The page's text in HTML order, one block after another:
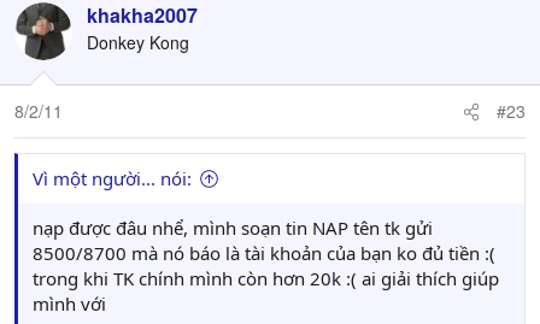
khakha2007
Donkey Kong
8/2/11 #23
Vì một người... nói:
nạp được đâu nhể, mình soạn tin NAP tên tk gửi
8500/8700 mà nó báo là tài khoản của bạn ko đủ tiền :(
trong khi TK chính mình còn hơn 20k :( ai giải thích giúp
mình với